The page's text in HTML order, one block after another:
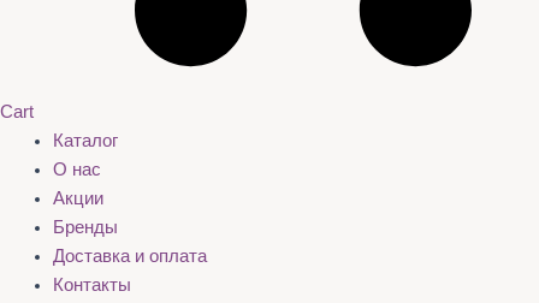
Cart
Каталог
О нас
Акции
Бренды
Доставка и оплата
Контакты